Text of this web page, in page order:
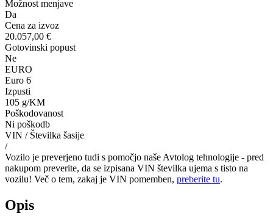
Možnost menjave
Da
Cena za izvoz
20.057,00 €
Gotovinski popust
Ne
EURO
Euro 6
Izpusti
105 g/KM
Poškodovanost
Ni poškodb
VIN / Številka šasije
/
Vozilo je preverjeno tudi s pomočjo naše Avtolog tehnologije - pred
nakupom preverite, da se izpisana VIN številka ujema s tisto na
vozilu! Več o tem, zakaj je VIN pomemben, preberite tu.
Opis